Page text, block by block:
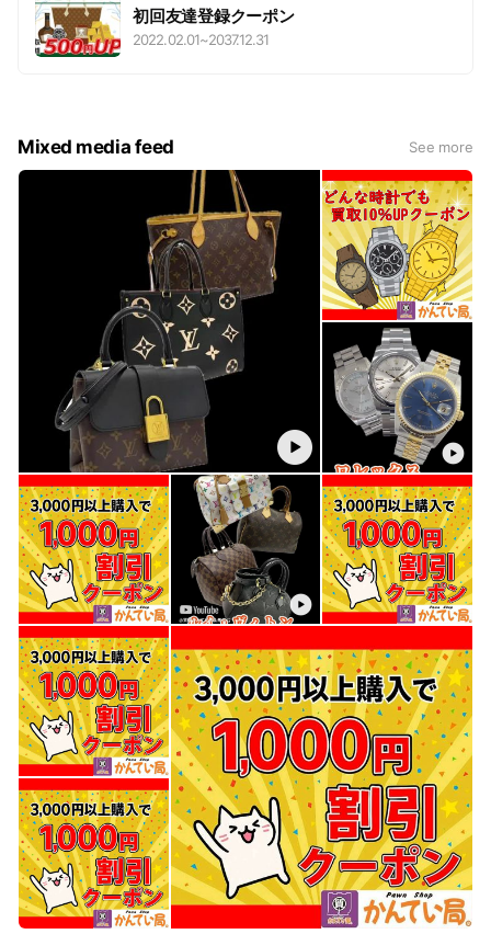
初回友達登録クーポン
2022.02.01~2037.12.31
Mixed media feed See more